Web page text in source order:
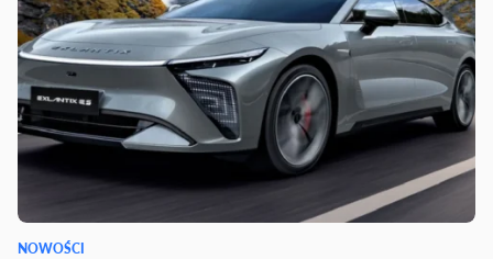
NOWOŚCI